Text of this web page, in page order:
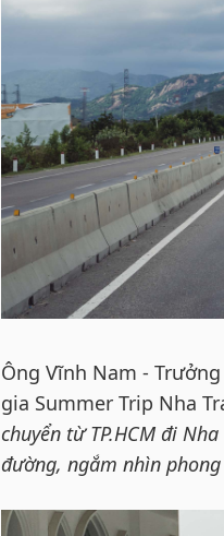
Ông Vĩnh Nam -
gia Summer Trip Nha
chuyển từ TP.HCM đi
đường, ngắm nhìn